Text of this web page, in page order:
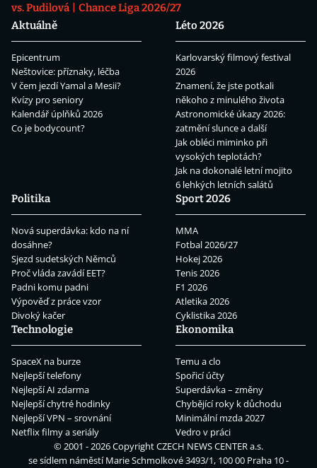
vs. Pudilová
Chance Liga 2026/27
Aktuálně
Epicentrum
Neštovice: příznaky, léčba
V čem jezdí Yamal a Mesii?
Kvízy pro seniory
Kalendář úplňků 2026
Co je bodycount?
Léto 2026
Karlovarský filmový festival
2026
Znamení, že jste potkali
někoho z minulého života
Astronomické úkazy 2026:
zatmění slunce a další
Jak obléci miminko při
vysokých teplotách?
Jak na dokonalé letní mojito
6 lehkých letních salátů
Politika
Nová superdávka: kdo na ní
dosáhne?
Sjezd sudetských Němců
Proč vláda zavádí EET?
Padni komu padni
Výpověď z práce vzor
Divoký kačer
Sport 2026
MMA
Fotbal 2026/27
Hokej 2026
Tenis 2026
F1 2026
Atletika 2026
Cyklistika 2026
Technologie
SpaceX na burze
Nejlepší telefony
Nejlepší AI zdarma
Nejlepší chytré hodinky
Nejlepší VPN – srovnání
Netflix filmy a seriály
Ekonomika
Temu a clo
Spořicí účty
Superdávka – změny
Chybějící roky k důchodu
Minimální mzda 2027
Vedro v práci
© 2001 - 2026 CopyrightCZECH NEWS CENTER a.s.
se sídlem náměstí Marie Schmolkové 3493/1, 100 00 Praha 10 -